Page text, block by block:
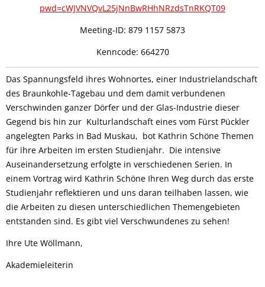
pwd=cWJVNVQvL25jNnBwRHhNRzdsTnRKQT09
Meeting-ID: 879 1157 5873
Kenncode: 664270
Das Spannungsfeld ihres Wohnortes, einer Industrielandschaft
des Braunkohle-Tagebau und dem damit verbundenen
Verschwinden ganzer Dörfer und der Glas-Industrie dieser
Gegend bis hin zur Kulturlandschaft eines vom Fürst Pückler
angelegten Parks in Bad Muskau, bot Kathrin Schöne Themen
für ihre Arbeiten im ersten Studienjahr. Die intensive
Auseinandersetzung erfolgte in verschiedenen Serien. In
einem Vortrag wird Kathrin Schöne Ihren Weg durch das erste
Studienjahr reflektieren und uns daran teilhaben lassen, wie
die Arbeiten zu diesen unterschiedlichen Themengebieten
entstanden sind. Es gibt viel Verschwundenes zu sehen!
Ihre Ute Wöllmann,
Akademieleiterin